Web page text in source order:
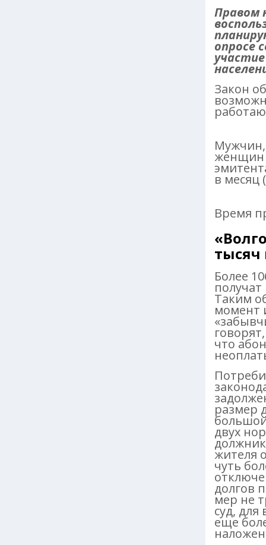
Правом
опросе
Закон
Мужчин,
женщин
в месяц
Время
тысяч
Более
Таким
момент
что
размер
двух
жителя
чуть
долгов
мер не
суд,
еще